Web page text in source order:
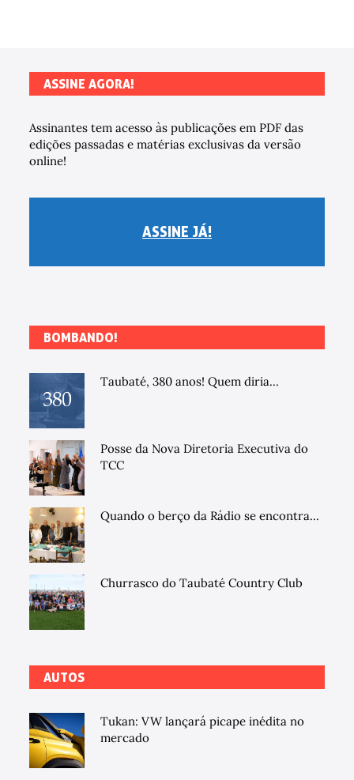
ASSINE AGORA!
Assinantes tem acesso às publicações em PDF das
edições passadas e matérias exclusivas da versão
online!
ASSINE JÁ!
BOMBANDO!
Taubaté, 380 anos! Quem diria...
Posse da Nova Diretoria Executiva do
TCC
Quando o berço da Rádio se encontra...
Churrasco do Taubaté Country Club
AUTOS
Tukan: VW lançará picape inédita no
mercado